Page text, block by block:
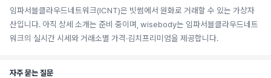
임파서블클라우드네트워크(ICNT)은 빗썸에서 원화로 거래할 수 있는 가상자
산입니다. 아직 상세 소개는 준비 중이며, wisebody는 임파서블클라우드네트
워크의 실시간 시세와 거래소별 가격·김치프리미엄을 제공합니다.
자주 묻는 질문